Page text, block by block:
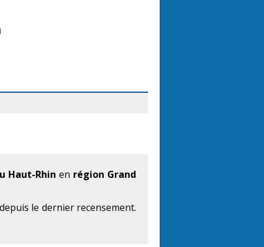
Haut-Rhin en région Grand
le dernier recensement.